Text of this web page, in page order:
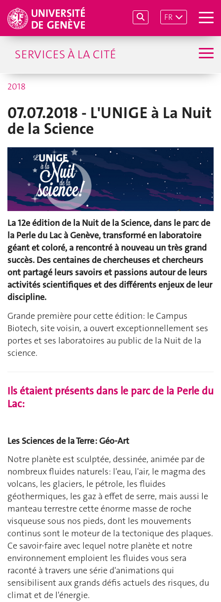
FR
SERVICES À LA CITÉ
2018
07.07.2018 - L'UNIGE à La Nuit
de la Science
La 12e édition de la Nuit de la Science, dans le parc de
la Perle du Lac à Genève, transformé en laboratoire
géant et coloré, a rencontré à nouveau un très grand
succès. Des centaines de chercheuses et chercheurs
ont partagé leurs savoirs et passions autour de leurs
activités scientifiques et des différents enjeux de leur
discipline.
Grande première pour cette édition: le Campus
Biotech, site voisin, a ouvert exceptionnellement ses
portes et ses laboratoires au public de la Nuit de la
science.
Ils étaient présents dans le parc de la Perle du
Lac:
Les Sciences de la Terre : Géo-Art
Notre planète est sculptée, dessinée, animée par de
nombreux fluides naturels: l'eau, l'air, le magma des
volcans, les glaciers, le pétrole, les fluides
géothermiques, les gaz à effet de serre, mais aussi le
manteau terrestre cette énorme masse de roche
visqueuse sous nos pieds, dont les mouvements
continus sont le moteur de la tectonique des plaques.
Ce savoir-faire avec lequel notre planète et notre
environnement emploient les fluides vous sera
raconté à travers une série d'animations qui
sensibilisent aux grands défis actuels des risques, du
climat et de l'énergie.